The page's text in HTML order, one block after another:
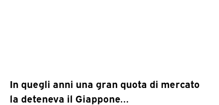
In quegli anni una gran quota di mercato
la deteneva il Giappone…